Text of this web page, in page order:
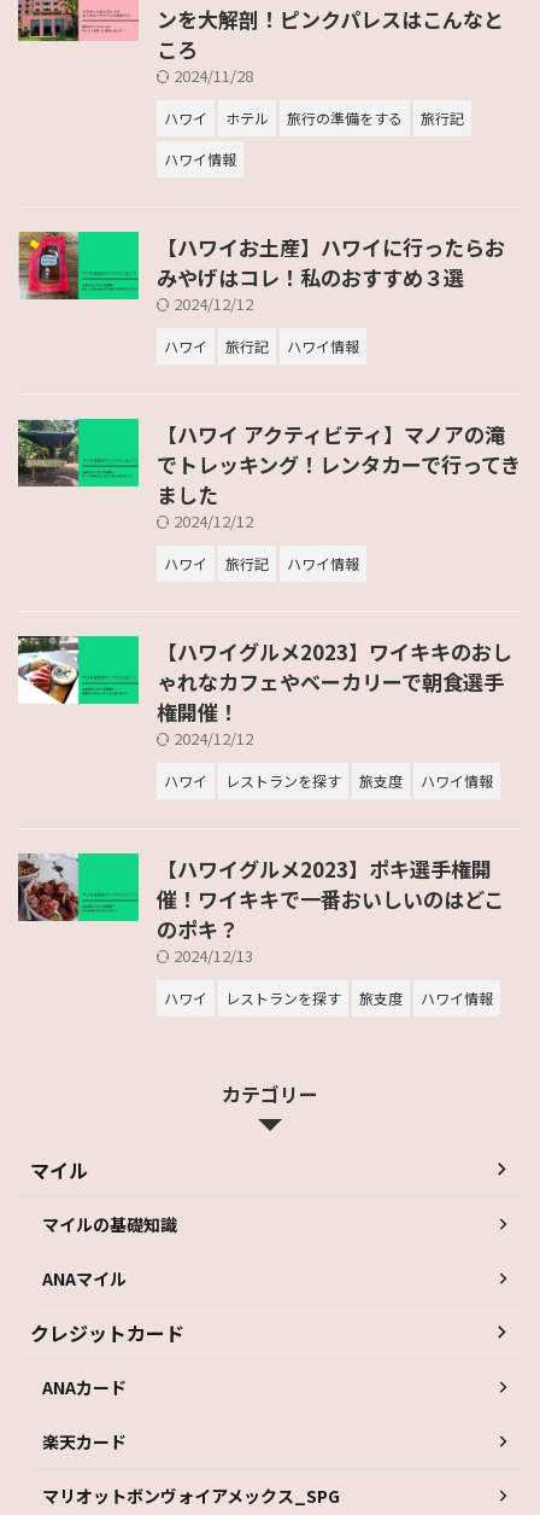
ンを大解剖！ピンクパレスはこんなと
ころ
2024/11/28
ハワイ ホテル 旅行の準備をする
旅行記
ハワイ情報
【ハワイお土産】ハワイに行ったらお
みやげはコレ！私のおすすめ３選
2024/12/12
ハワイ 旅行記 ハワイ情報
【ハワイ アクティビティ】マノアの滝
でトレッキング！レンタカーで行ってき
ました
2024/12/12
ハワイ 旅行記 ハワイ情報
【ハワイグルメ2023】ワイキキのおし
ゃれなカフェやベーカリーで朝食選手
権開催！
2024/12/12
ハワイ レストランを探す 旅支度 ハワイ情報
【ハワイグルメ2023】ポキ選手権開
催！ワイキキで一番おいしいのはどこ
のポキ？
2024/12/13
ハワイ レストランを探す 旅支度 ハワイ情報
カテゴリー
マイル
マイルの基礎知識
ANAマイル
クレジットカード
ANAカード
楽天カード
マリオットボンヴォイアメックス_SPG